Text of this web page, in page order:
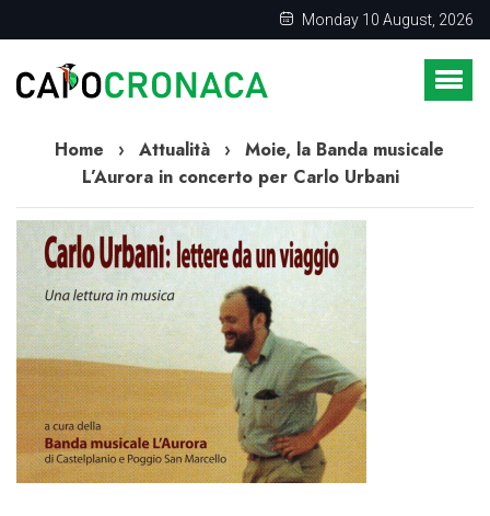
Monday 10 August, 2026
Home › Attualità ›
Moie, la Banda musicale
L’Aurora in concerto per Carlo Urbani